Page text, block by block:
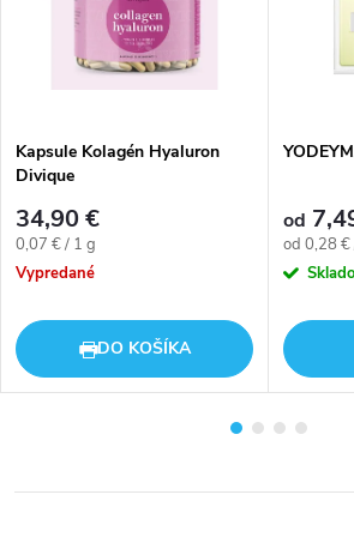
Kapsule Kolagén Hyaluron
Divique
34,90 €
Jednotková
cena:
0,07 € / 1 g
Vypredané
DO KOŠÍKA
od
cena:
od 0,28 €